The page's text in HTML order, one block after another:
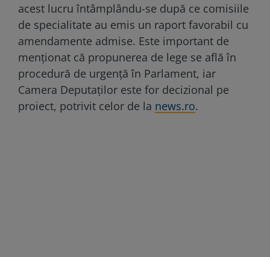
acest lucru întâmplându-se după ce comisiile
de specialitate au emis un raport favorabil cu
amendamente admise. Este important de
menționat că propunerea de lege se află în
procedură de urgență în Parlament, iar
Camera Deputaților este for decizional pe
proiect, potrivit celor de la news.ro.